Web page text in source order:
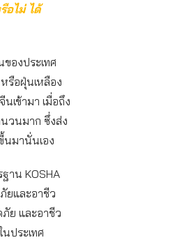
อไม่ ได้
องประเทศ
รือฝุ่นเหลือง
เข้ามา เมื่อถึง
นวนมาก ซึ่งส่ง
นมานั่นเอง
าน KOSHA
ยและอาชีว
ย และอาชีว
ประเทศ